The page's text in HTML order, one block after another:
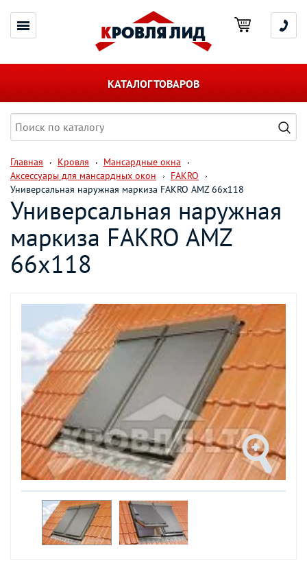
КАТАЛОГ ТОВАРОВ
Главная Кровля
Мансардные окна
Аксессуары для мансардных окон
FAKRO
Универсальная наружная маркиза FAKRO AMZ 66х118
Универсальная наружная
маркиза FAKRO AMZ
66х118